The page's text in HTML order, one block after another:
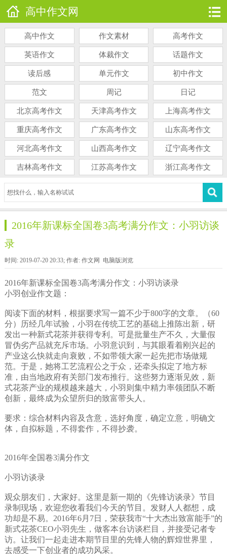
高中作文网
高中作文 作文素材 高考作文
英语作文 体裁作文 话题作文
读后感 单元作文 初中作文
范文 周记 日记
北京高考作文 天津高考作文 上海高考作文
重庆高考作文 广东高考作文 山东高考作文
河北高考作文 山西高考作文 辽宁高考作文
吉林高考作文 江苏高考作文 浙江高考作文
2016年新课标全国卷3高考满分作文：小羽访谈
录
时间: 2019-07-20 20:33; 作者: 作文网 电脑版浏览
2016年新课标全国卷3高考满分作文：小羽访谈录
小羽创业作文题：
阅读下面的材料，根据要求写一篇不少于800字的文章。（60
分）历经几年试验，小羽在传统工艺的基础上推陈出新，研
发出一种新式花茶并获得专利。可是批量生产不久，大量假
冒伪劣产品就充斥市场。小羽意识到，与其眼看着刚兴起的
产业这么快就走向衰败，不如带领大家一起先把市场做规
范。于是，她将工艺流程公之于众，还牵头拟定了地方标
准，由当地政府有关部门发布推行。这些努力逐渐见效，新
式花茶产业的规模越来越大，小羽则集中精力率领团队不断
创新，最终成为众望所归的致富带头人。
要求：综合材料内容及含意，选好角度，确定立意，明确文
体，自拟标题，不得套作，不得抄袭。
2016年全国卷3满分作文
小羽访谈录
观众朋友们，大家好。这里是新一期的《先锋访谈录》节目
录制现场，欢迎您收看我们今天的节目。发财人人都想，成
功却是不易。2016年6月7日，荣获我市“十大杰出致富能手”的
新式花茶CEO小羽先生，做客本台访谈栏目，并接受记者专
访。让我们一起走进本期节目里的先锋人物的辉煌世界里，
去感受一下创业者的成功风采。